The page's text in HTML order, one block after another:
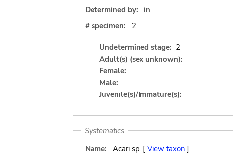
Determined by:
in
# specimen:
2
Undetermined stage: 2
Adult(s) (sex unknown):
Female:
Male:
Juvenile(s)/Immature(s):
Systematics
Name:
Acari sp. [ View taxon ]